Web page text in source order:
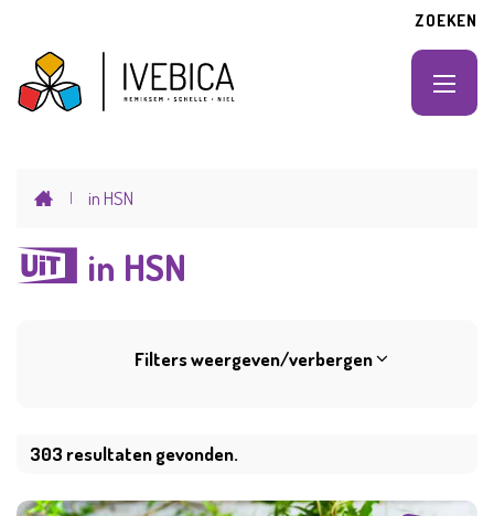
Ga naar verfijn of wijzigZOEKEN
IVEBICA Hemiksem-Schelle-Niel
MENU
Startpagina
in HSN
in HSN
303 resultaten gevonden.
Filters weergeven/verbergen